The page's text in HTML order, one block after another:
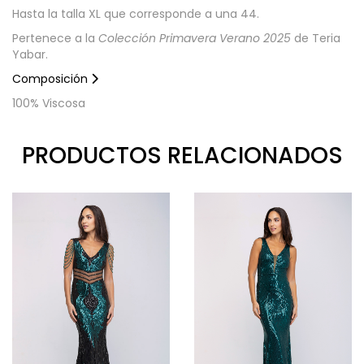
Hasta la talla XL que corresponde a una 44.
Pertenece a la Colección Primavera Verano 2025 de Teria
Yabar.
Composición
100% Viscosa
PRODUCTOS RELACIONADOS